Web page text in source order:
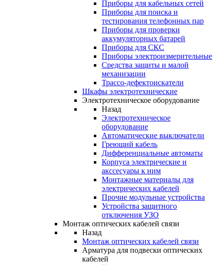
Приборы для кабельных сетей
Приборы для поиска и
тестирования телефонных пар
Приборы для проверки
аккумуляторных батарей
Приборы для СКС
Приборы электроизмерительные
Средства защиты и малой
механизации
Трассо-дефектоискатели
Шкафы электротехнические
Электротехническое оборудование
Назад
Электротехническое
оборудование
Автоматические выключатели
Греющий кабель
Дифференциальные автоматы
Корпуса электрические и
акссесуары к ним
Монтажные материалы для
электрических кабелей
Прочие модульные устройства
Устройства защитного
отключения УЗО
Монтаж оптических кабелей связи
Назад
Монтаж оптических кабелей связи
Арматура для подвески оптических
кабелей